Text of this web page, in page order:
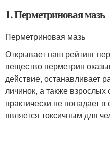
1. Перметриновая мазь
Перметриновая мазь
Открывает наш рейтинг
вещество перметрин
действие, останавливает
личинок, а также
практически не попадает
является токсичным для